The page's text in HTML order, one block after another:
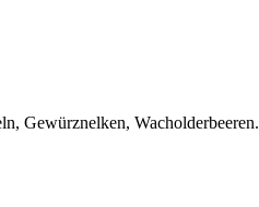
Gewürznelken, Wacholderbeeren.